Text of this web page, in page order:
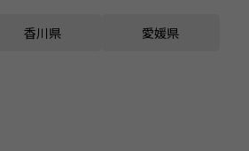
香川県 愛媛県